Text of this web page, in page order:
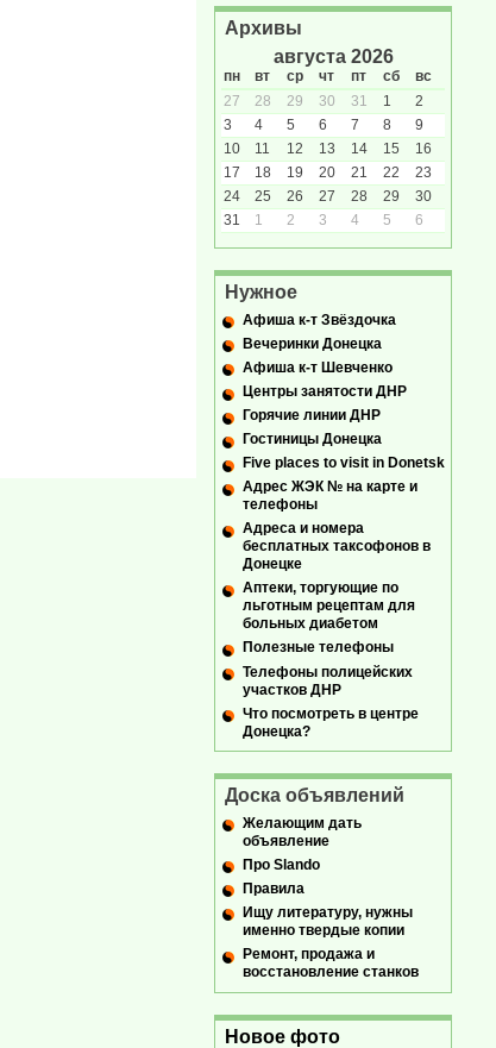
Архивы
августа 2026
пн вт ср чт пт сб
вс
27
28 29 30 31 1
2
3
4 5 6 7 8
9
10
11 12 13 14 15
16
17
18 19 20 21 22
23
24
25 26 27 28 29
30
31
1 2 3 4 5 6
Нужное
Афиша к-т Звёздочка
Вечеринки Донецка
Афиша к-т Шевченко
Центры занятости ДНР
Горячие линии ДНР
Гостиницы Донецка
Five places to visit in Donetsk
Адрес ЖЭК № на карте и
телефоны
Адреса и номера
бесплатных таксофонов в
Донецке
Аптеки, торгующие по
льготным рецептам для
больных диабетом
Полезные телефоны
Телефоны полицейских
участков ДНР
Что посмотреть в центре
Донецка?
Доска объявлений
Желающим дать
объявление
Про Slando
Правила
Ищу литературу, нужны
именно твердые копии
Ремонт, продажа и
восстановление станков
Новое фото